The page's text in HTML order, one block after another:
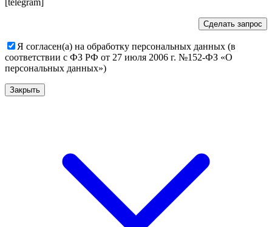
[telegram]
Я согласен(а) на обработку персональных данных (в
соответствии с ФЗ РФ от 27 июля 2006 г. №152-ФЗ «О
персональных данных»)
Закрыть